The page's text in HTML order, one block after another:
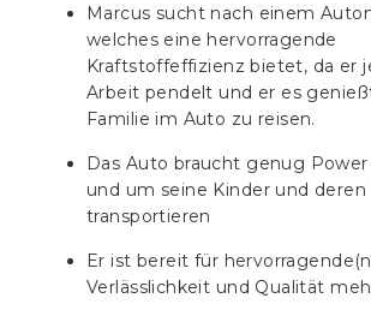
Marcus sucht nach einem
welches eine hervorragende
Kraftstoffeffizienz bietet, da er
Arbeit pendelt und er es
Familie im Auto zu reisen.
Das Auto braucht genug
und um seine Kinder und deren
transportieren
Er ist bereit für
Verlässlichkeit und Qualität